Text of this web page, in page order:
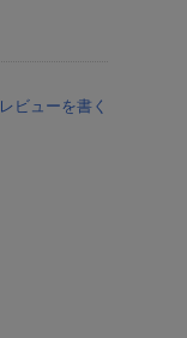
レビューを書く